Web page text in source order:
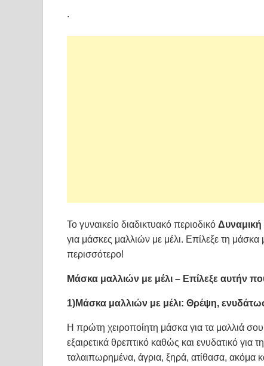
.
Το γυναικείο διαδικτυακό περιοδικό Δυναμική
για μάσκες μαλλιών με μέλι. Επίλεξε τη μάσκα
περισσότερο!
Μάσκα μαλλιών με μέλι – Επίλεξε αυτήν
1)Μάσκα μαλλιών με μέλι: Θρέψη,
Η πρώτη χειροποίητη μάσκα για τα μαλλιά σου
εξαιρετικά θρεπτικό καθώς και ενυδατικό
ταλαιπωρημένα, άγρια, ξηρά, ατίθασα, ακόμα